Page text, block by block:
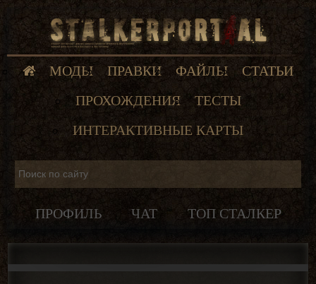
МОДЫ ПРАВКИ ФАЙЛЫ
СТАТЬИ
ПРОХОЖДЕНИЯ
ТЕСТЫ
ИНТЕРАКТИВНЫЕ КАРТЫ
ПРОФИЛЬ ЧАТ ТОП СТАЛКЕР